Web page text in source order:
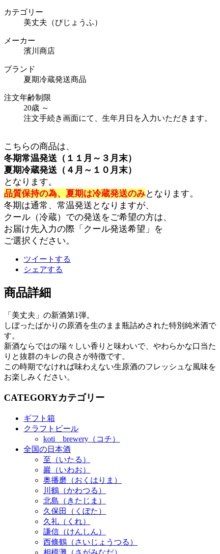
カテゴリー
美丈夫（びじょうふ）
メーカー
濱川商店
ブランド
夏期冷蔵発送商品
注文年齢制限
20歳 ～
注文手続き画面にて、生年月日を入力いただきます。
こちらの商品は、
冬期常温発送（１１月～３月末）
夏期冷蔵発送（４月～１０月末）
となります。
品質保持の為、夏期は冷蔵発送のみとなります。
冬期は通常、常温発送となりますが、
クール（冷蔵）での発送をご希望の方は、
お届け先入力の際「クール発送希望」を
ご選択ください。
ツイートする
シェアする
商品詳細
「美丈夫」の新酒第1弾。
しぼったばかりの原酒を生のまま瓶詰めされた特別純米酒で
す。
新酒ならではの瑞々しい香りと味わいで、やわらかな口当た
りと抜群のキレの良さが特徴です。
この時期でなければ味わえない生原酒のフレッシュな風味を
お楽しみください。
CATEGORYカテゴリー
ギフト箱
クラフトビール
koti brewery（コチ）
全国の日本酒
至（いたる）
巖（いわお）
奥播磨（おくはりま）
川鶴（かわつる）
北島（きたじま）
久保田（くぼた）
久礼（くれ）
謙信（けんしん）
西條鶴（さいじょうつる）
相模灘（さがみなだ）